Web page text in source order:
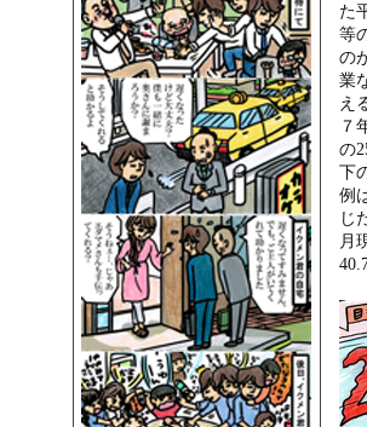
た
等
の
業
え
７
の
下
例
じ
月